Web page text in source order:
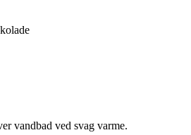
vandbad ved svag varme.